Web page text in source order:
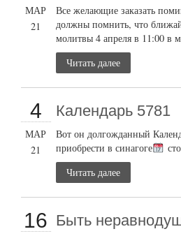
МАР
21
Все желающие заказать
должны помнить, что
молитвы 4 апреля в 11:00 в
Читать далее
4
МАР
21
Календарь 5781
Вот он долгожданный
приобрести в синагоге
Читать далее
16 Быть